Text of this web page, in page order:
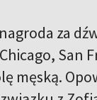
za
San
męską.